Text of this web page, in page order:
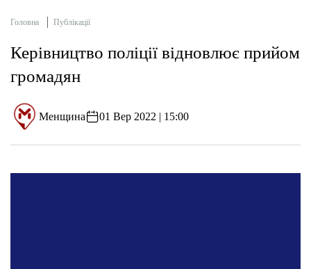
Головна Публікації
Керівництво поліції відновлює прийом
громадян
Менщина 01 Вер 2022 | 15:00